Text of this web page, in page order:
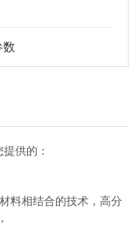
数
供的：
料相结合的技术，高分